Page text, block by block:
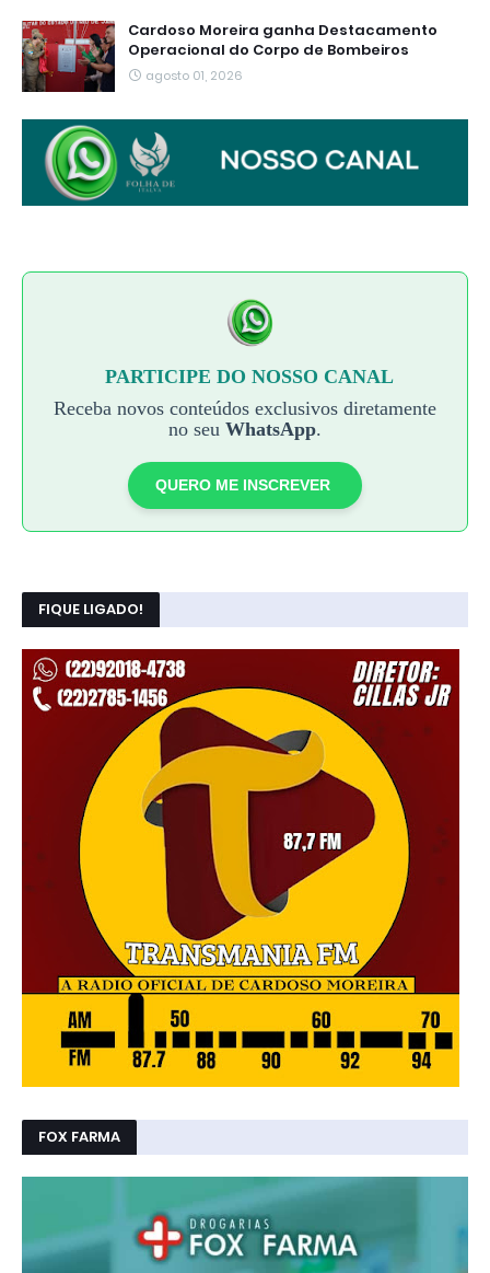
Cardoso Moreira ganha Destacamento
Operacional do Corpo de Bombeiros
agosto 01, 2026
PARTICIPE DO NOSSO CANAL
Receba novos conteúdos exclusivos diretamente
no seu WhatsApp.
QUERO ME INSCREVER
FIQUE LIGADO!
FOX FARMA